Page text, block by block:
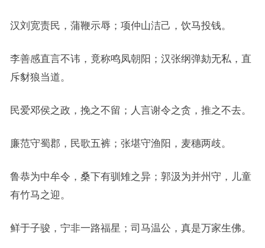
汉刘宽责民，蒲鞭示辱；项仲山洁己，饮马投钱。
李善感直言不讳，竟称鸣凤朝阳；汉张纲弹劾无私，直
斥豺狼当道。
民爱邓侯之政，挽之不留；人言谢令之贪，推之不去。
廉范守蜀郡，民歌五裤；张堪守渔阳，麦穗两歧。
鲁恭为中牟令，桑下有驯雉之异；郭汲为并州守，儿童
有竹马之迎。
鲜于子骏，宁非一路福星；司马温公，真是万家生佛。